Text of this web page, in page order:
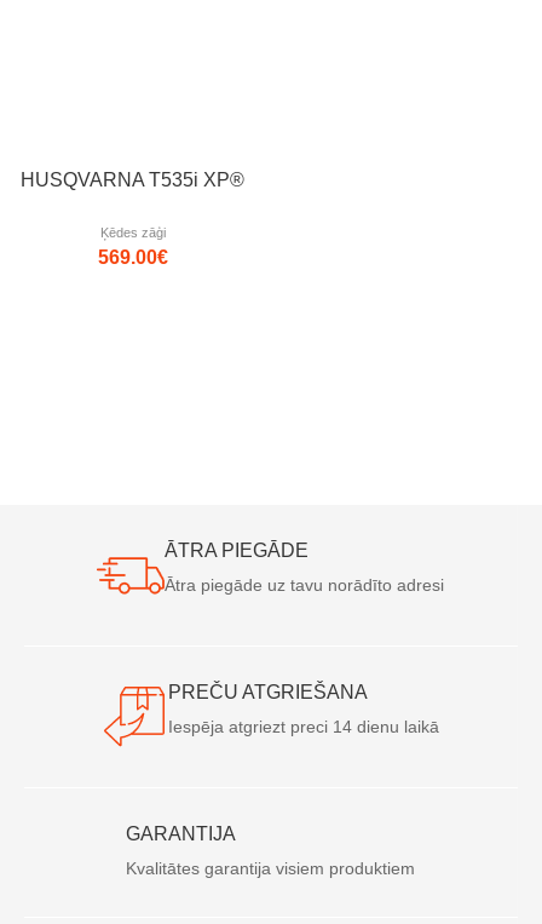
HUSQVARNA T535i XP®
Ķēdes zāģi
569.00€
ĀTRA PIEGĀDE
Ātra piegāde uz tavu norādīto adresi
PREČU ATGRIEŠANA
Iespēja atgriezt preci 14 dienu laikā
GARANTIJA
Kvalitātes garantija visiem produktiem